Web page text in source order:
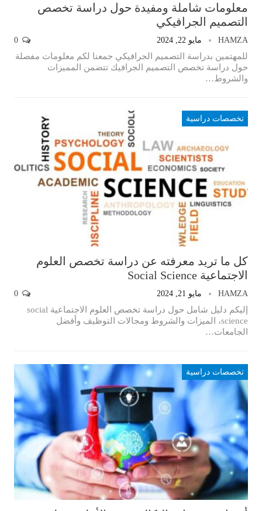
معلومات شاملة ومفيدة حول دراسة تخصص
التصميم الجرافيكي
HAMZA مايو 22, 2024
للمهتمين بدراسة التصميم الجرافيكي جمعنا لكم معلومات مفصلة
حول دراسة تخصص التصميم الجرافيك تتضمن المميزات
والشروط…
تخصصات دراسية
كل ما تريد معرفته عن دراسة تخصص العلوم
الاجتماعية Social Science
HAMZA مايو 21, 2024
إليكم دليل شامل حول دراسة تخصص العلوم الاجتماعية social
science، الميزات والشروط ومجالات التوظيف وأفضل
الجامعات…
تخصصات دراسية